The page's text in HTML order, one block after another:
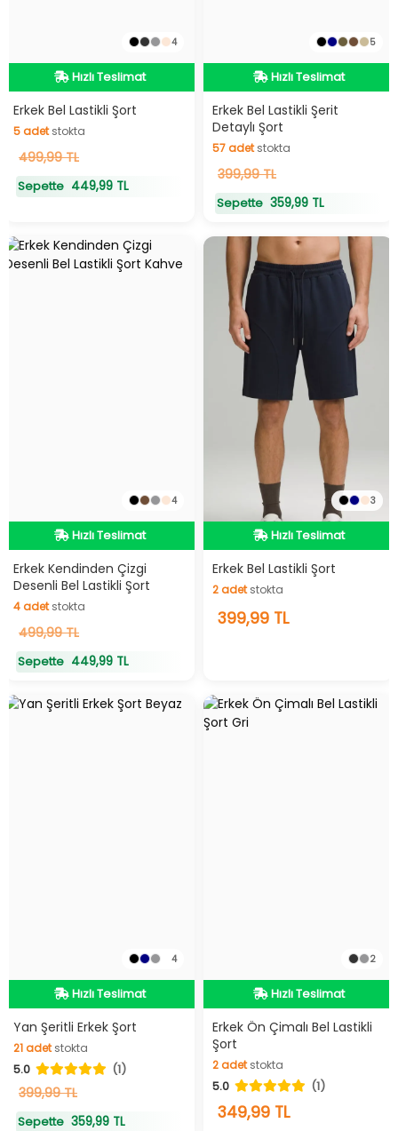
4
Hızlı Teslimat
Hızlı Teslimat
Erkek Bel Lastikli Şort
5adetstokta
5adetstokta
499,99 TL
Sepette 449,99 TL
5
Hızlı Teslimat
Hızlı Teslimat
Erkek Bel Lastikli Şerit
Detaylı Şort
57adetstokta
57adetstokta
399,99 TL
Sepette 359,99 TL
4
Hızlı Teslimat
Hızlı Teslimat
Erkek Kendinden Çizgi
Desenli Bel Lastikli Şort
4adetstokta
4adetstokta
499,99 TL
Sepette 449,99 TL
3
Hızlı Teslimat
Hızlı Teslimat
Erkek Bel Lastikli Şort
2adetstokta
2adet stokta
399,99 TL
4
Hızlı Teslimat
Hızlı Teslimat
Yan Şeritli Erkek Şort
21adetstokta
21adetstokta
5.0 (1)
399,99 TL
Sepette 359,99 TL
2
Hızlı Teslimat
Hızlı Teslimat
Erkek Ön Çimalı Bel Lastikli
Şort
2adetstokta
2adetstokta
5.0 (1)
349,99 TL